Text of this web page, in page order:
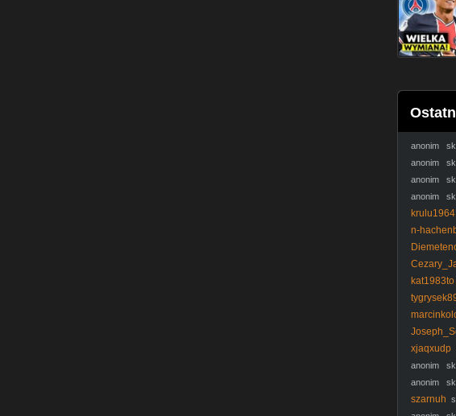
anonim
(2025)
anonim
anonim
anonim
(Lektor PL)
krulu1964
PL
n-
S01E07
13/03/
kat1983to
[Lektor
PL
xjaqxudp
anonim
anonim
szarnuh